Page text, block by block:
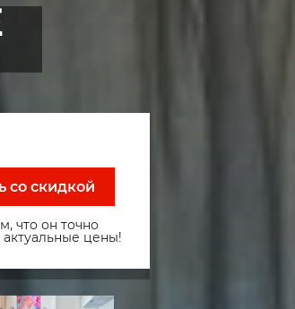
со скидкой
что он точно
цены!